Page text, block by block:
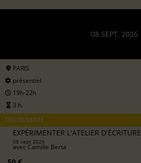
08 SEPT. 2026
PARIS
présentiel
19h-22h
3 h.
DÉCOUVERTE
EXPÉRIMENTER L'ATELIER D'ÉCRITURE
08 sept 2026
avecCamille Berta